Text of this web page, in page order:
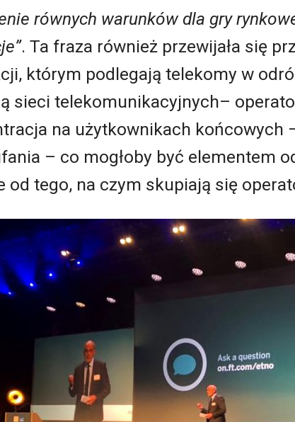
równych warunków dla gry
”. Ta fraza również przewijała się
którym podlegają telekomy w
sieci telekomunikacyjnych–
na użytkownikach końcowych
– co mogłoby być elementem
od tego, na czym skupiają się